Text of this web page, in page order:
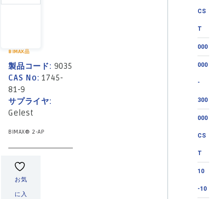
CS
T
000
000
-
300
000
CS
T
10
-10
BIMAX品
製品コード: 9035
CAS No:1745-
81-9
サプライヤ:
Gelest
BIMAX® 2-AP
お気
に入